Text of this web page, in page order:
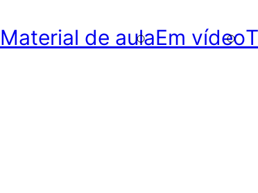
Material de aulaEm vídeo